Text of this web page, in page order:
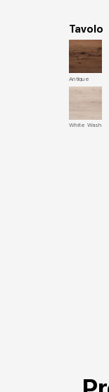
Tavolo
Antique
White Wash